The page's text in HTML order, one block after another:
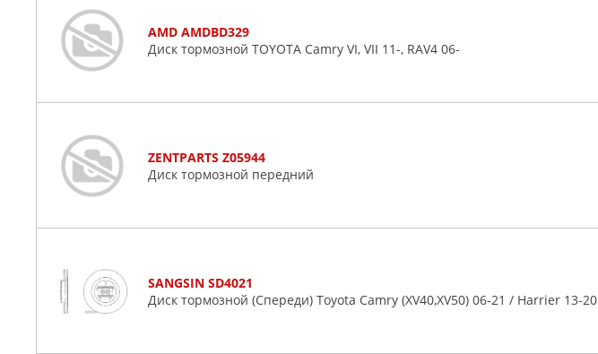
AMD AMDBD329
Диск тормозной TOYOTA Camry VI, VII 11-, RAV4 06-
ZENTPARTS Z05944
Диск тормозной передний
SANGSIN SD4021
Диск тормозной (Спереди) Toyota Camry (XV40,XV50) 06-21 / Harrier 13-20